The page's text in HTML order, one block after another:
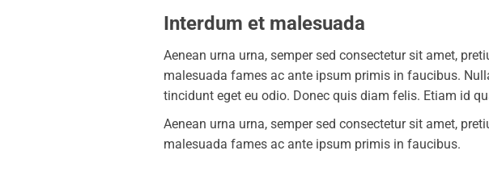
Interdum et malesuada
Aenean urna urna, semper sed consectetur sit amet,
malesuada fames ac ante ipsum primis in faucibus.
tincidunt eget eu odio. Donec quis diam felis. Etiam id
Aenean urna urna, semper sed consectetur sit amet,
malesuada fames ac ante ipsum primis in faucibus.